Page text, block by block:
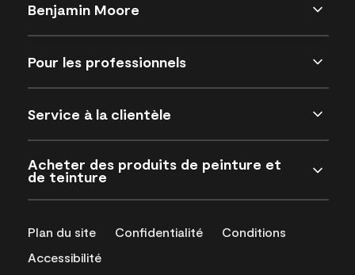
Benjamin Moore
Pour les professionnels
Service à la clientèle
Acheter des produits de peinture et
de teinture
Plan du site Confidentialité
Conditions
Accessibilité